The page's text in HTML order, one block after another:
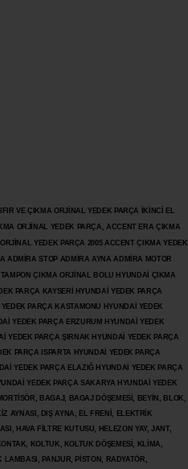
VE ÇIKMA ORJİNAL YEDEK PARÇA İKİNCİ EL
ORJİNAL YEDEK PARÇA, ACCENT ERA ÇIKMA
YEDEK PARÇA 2005 ACCENT ÇIKMA YEDEK
ADMİRA STOP ADMİRA AYNA ADMİRA MOTOR
ÇIKMA ORJİNAL BOLU HYUNDAİ ÇIKMA
PARÇA KAYSERİ HYUNDAİ YEDEK PARÇA
PARÇA KASTAMONU HYUNDAİ YEDEK
YEDEK PARÇA ERZURUM HYUNDAİ YEDEK
YEDEK PARÇA ŞIRNAK HYUNDAİ YEDEK PARÇA
PARÇA ISPARTA HYUNDAİ YEDEK PARÇA
YEDEK PARÇA ELAZIĞ HYUNDAİ YEDEK PARÇA
YEDEK PARÇA SAKARYA HYUNDAİ YEDEK
BAGAJ, BAGAJ DÖŞEMESİ, BEYİN, BLOK,
AYNASI, DIŞ AYNA, EL FRENİ, ELEKTRİK
HAVA FİLTRE KUTUSU, HELEZON YAY, JANT,
KOLTUK, KOLTUK DÖŞEMESİ, KLİMA,
PANJUR, PİSTON, RADYATÖR,